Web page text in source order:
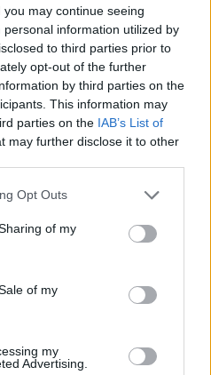
may continue seeing
information utilized by
to third parties prior to
opt-out of the further
by third parties on the
This information may
parties on the IAB’s List of
may further disclose it to other
Opt Outs
of my
of my
my
Advertising.
|Esim for Greece|